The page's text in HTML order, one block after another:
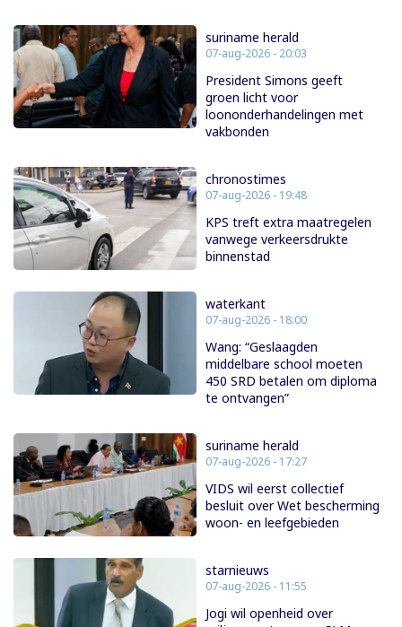
suriname herald
07-aug-2026 - 20:03
President Simons geeft
groen licht voor
loononderhandelingen met
vakbonden
chronostimes
07-aug-2026 - 19:48
KPS treft extra maatregelen
vanwege verkeersdrukte
binnenstad
waterkant
07-aug-2026 - 18:00
Wang: “Geslaagden
middelbare school moeten
450 SRD betalen om diploma
te ontvangen”
suriname herald
07-aug-2026 - 17:27
VIDS wil eerst collectief
besluit over Wet bescherming
woon- en leefgebieden
starnieuws
07-aug-2026 - 11:55
Jogi wil openheid over